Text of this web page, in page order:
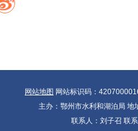
网站地图 网站标识码：
主办：鄂州市水利和湖泊局
联系人：刘子召 联